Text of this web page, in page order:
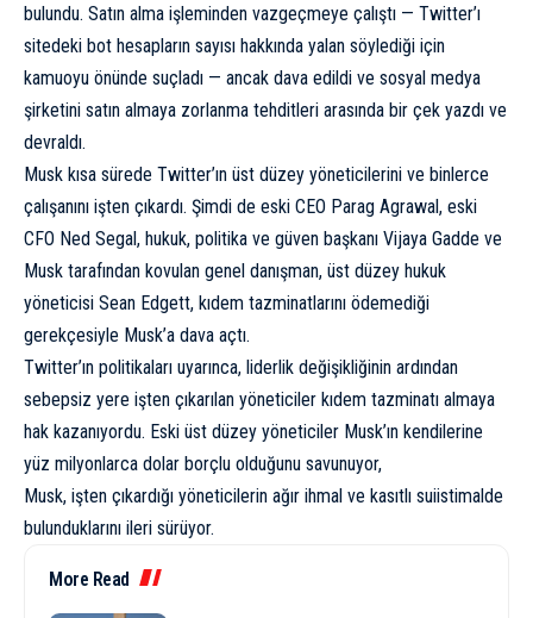
bulundu. Satın alma işleminden vazgeçmeye çalıştı — Twitter’ı
sitedeki bot hesapların sayısı hakkında yalan söylediği için
kamuoyu önünde suçladı — ancak dava edildi ve sosyal medya
şirketini satın almaya zorlanma tehditleri arasında bir çek yazdı ve
devraldı.
Musk kısa sürede Twitter’ın üst düzey yöneticilerini ve binlerce
çalışanını işten çıkardı. Şimdi de eski CEO Parag Agrawal, eski
CFO Ned Segal, hukuk, politika ve güven başkanı Vijaya Gadde ve
Musk tarafından kovulan genel danışman, üst düzey hukuk
yöneticisi Sean Edgett, kıdem tazminatlarını ödemediği
gerekçesiyle Musk’a dava açtı.
Twitter’ın politikaları uyarınca, liderlik değişikliğinin ardından
sebepsiz yere işten çıkarılan yöneticiler kıdem tazminatı almaya
hak kazanıyordu. Eski üst düzey yöneticiler Musk’ın kendilerine
yüz milyonlarca dolar borçlu olduğunu savunuyor,
Musk, işten çıkardığı yöneticilerin ağır ihmal ve kasıtlı suiistimalde
bulunduklarını ileri sürüyor.
More Read